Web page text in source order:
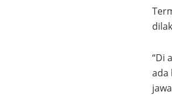
“Di
ada